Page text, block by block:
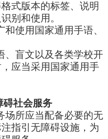
式版本的标签、说明
别和使用。
使用国家通用手语、
、盲文以及各类学校开
应当采用国家通用手
社会服务
所应当配备必要的无
指引无障碍设施，为